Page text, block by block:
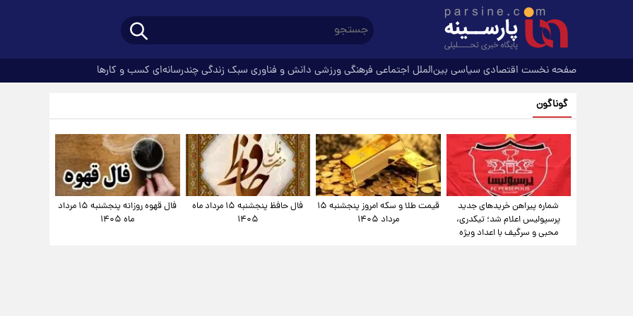
صفحه نخست اقتصادی سیاسی بین‌الملل اجتماعی فرهنگیورزشی دانش و فناوری سبک زندگیچندرسانه‌ای کسب و کارها
گوناگون
شماره پیراهن خریدهای جدید
پرسپولیس اعلام شد؛ تیکدری،
محبی و سرگیف با اعداد ویژه
قیمت طلا و سکه امروز پنجشنبه ۱۵
مرداد ۱۴۰۵
فال حافظ پنجشنبه ۱۵ مرداد ماه
۱۴۰۵
فال قهوه روزانه پنجشنبه ۱۵ مرداد
ماه ۱۴۰۵